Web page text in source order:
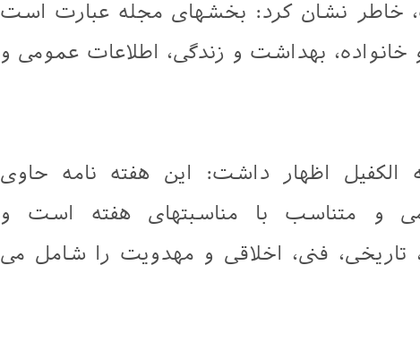
خاطر نشان کرد: بخشهای مجله عبارت است
خانواده، بهداشت و زندگی، اطلاعات عمومی و
اظهار داشت: اين هفته نامه حاوی
و متناسب با مناسبتهای هفته است و
تاریخی، فنی، اخلاقی و مهدویت را شامل می